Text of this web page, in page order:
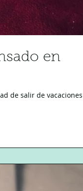
en
de salir de vacaciones